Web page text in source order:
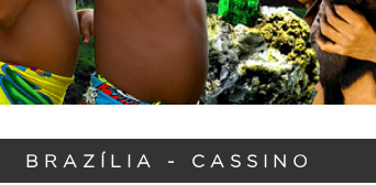
BRAZÍLIA - CASSINO